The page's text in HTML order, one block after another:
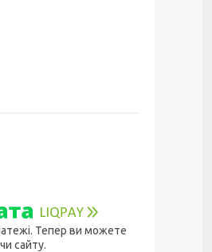
Тепер ви можете
сайту.